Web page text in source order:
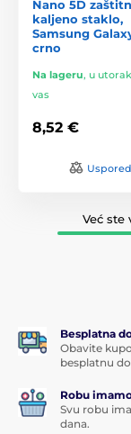
Nano 5D
kaljeno staklo,
Samsung
crno
Na lageru, u utorak
vas
8,52 €
Već ste
Besplatna
Obavite
besplatnu
Robu
Svu robu
dana.